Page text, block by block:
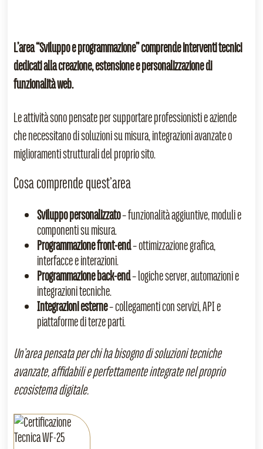
L’area “Sviluppo e programmazione” comprende interventi tecnici
dedicati alla creazione, estensione e personalizzazione di
funzionalità web.
Le attività sono pensate per supportare professionisti e aziende
che necessitano di soluzioni su misura, integrazioni avanzate o
miglioramenti strutturali del proprio sito.
Cosa comprende quest’area
Sviluppo personalizzato– funzionalità aggiuntive, moduli e
componenti su misura.
Programmazione front‑end– ottimizzazione grafica,
interfacce e interazioni.
Programmazione back‑end– logiche server, automazioni e
integrazioni tecniche.
Integrazioni esterne– collegamenti con servizi, API e
piattaforme di terze parti.
Un’area pensata per chi ha bisogno di soluzioni tecniche
avanzate, affidabili e perfettamente integrate nel proprio
ecosistema digitale.